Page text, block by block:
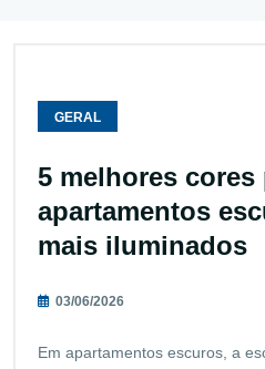
GERAL
5 melhores cores
apartamentos
mais iluminados
03/06/2026
Em apartamentos escuros, a